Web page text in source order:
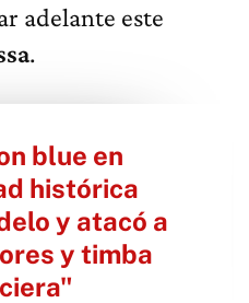
adelante este
.
blue en
histórica
y atacó a
y timba